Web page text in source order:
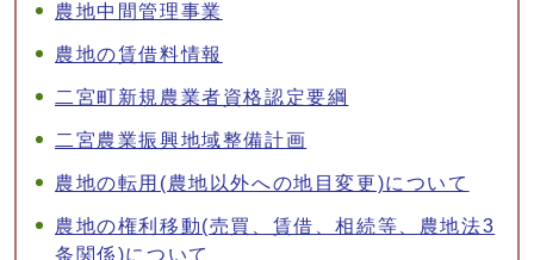
農地中間管理事業
農地の賃借料情報
二宮町新規農業者資格認定要綱
二宮農業振興地域整備計画
農地の転用(農地以外への地目変更)について
農地の権利移動(売買、賃借、相続等、農地法3
条関係)について